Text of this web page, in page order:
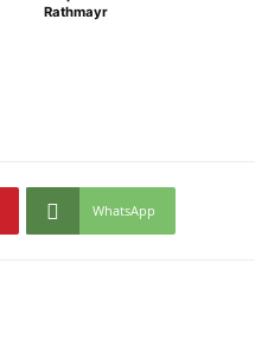
Rathmayr
WhatsApp